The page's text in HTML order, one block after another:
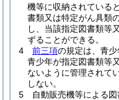
機等に収納されている
書類又は特定がん具類
し、当該指定図書類等
ずることができる。
4
前三項の規定は、青少
青少年が指定図書類等
ないように管理されて
しない。
5
自動販売機等による